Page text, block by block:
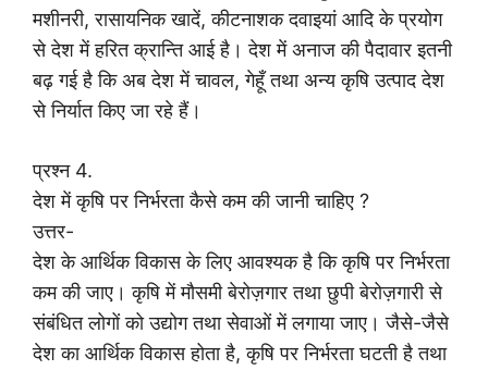
मशीनरी, रासायनिक खादें, कीटनाशक दवाइयां आदि के प्रयोग
से देश में हरित क्रान्ति आई है। देश में अनाज की पैदावार इतनी
बढ़ गई है कि अब देश में चावल, गेहूँ तथा अन्य कृषि उत्पाद देश
से निर्यात किए जा रहे हैं।
प्रश्न 4.
देश में कृषि पर निर्भरता कैसे कम की जानी चाहिए ?
उत्तर-
देश के आर्थिक विकास के लिए आवश्यक है कि कृषि पर निर्भरता
कम की जाए। कृषि में मौसमी बेरोज़गार तथा छुपी बेरोज़गारी से
संबंधित लोगों को उद्योग तथा सेवाओं में लगाया जाए। जैसे-जैसे
देश का आर्थिक विकास होता है, कृषि पर निर्भरता घटती है तथा